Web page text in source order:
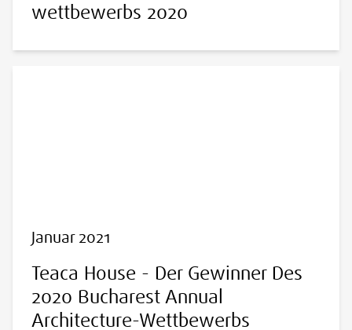
wettbewerbs 2020
Januar 2021
Teaca House - Der Gewinner Des
2020 Bucharest Annual
Architecture-Wettbewerbs